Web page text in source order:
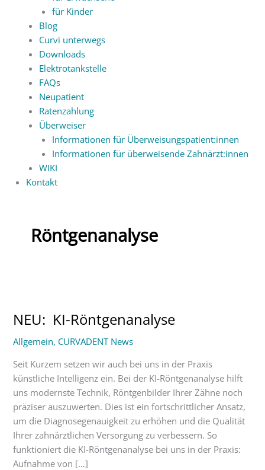
für Kinder
Blog
Curvi unterwegs
Downloads
Elektrotankstelle
FAQs
Neupatient
Ratenzahlung
Überweiser
Informationen für Überweisungspatient:innen
Informationen für überweisende Zahnärzt:innen
WIKI
Kontakt
Röntgenanalyse
NEU: KI-Röntgenanalyse
Allgemein, CURVADENT News
Seit Kurzem setzen wir auch bei uns in der Praxis
künstliche Intelligenz ein. Bei der KI-Röntgenanalyse hilft
uns modernste Technik, Röntgenbilder Ihrer Zähne noch
präziser auszuwerten. Dies ist ein fortschrittlicher Ansatz,
um die Diagnosegenauigkeit zu erhöhen und die Qualität
Ihrer zahnärztlichen Versorgung zu verbessern. So
funktioniert die KI-Röntgenanalyse bei uns in der Praxis:
Aufnahme von […]
Röntgenanalyse